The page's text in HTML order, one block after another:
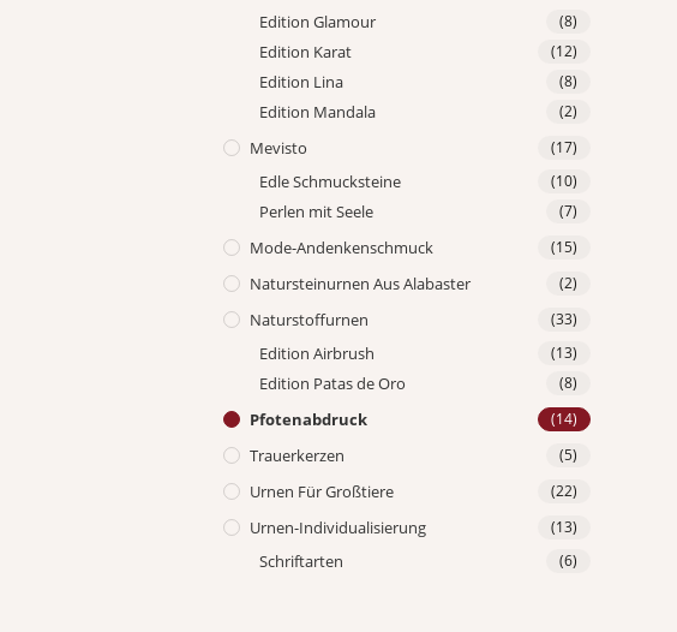
Edition Glamour (8)
Edition Karat (12)
Edition Lina (8)
Edition Mandala (2)
Mevisto (17)
Edle Schmucksteine (10)
Perlen mit Seele (7)
Mode-Andenkenschmuck (15)
Natursteinurnen Aus Alabaster (2)
Naturstoffurnen (33)
Edition Airbrush (13)
Edition Patas de Oro (8)
Pfotenabdruck (14)
Trauerkerzen (5)
Urnen Für Großtiere (22)
Urnen-Individualisierung (13)
Schriftarten (6)